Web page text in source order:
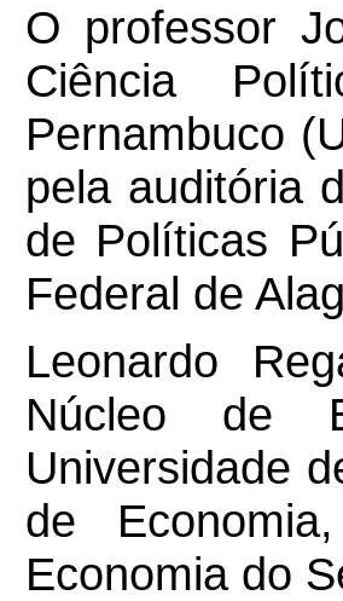
O professor
Ciência
Pernambuco
pela auditória
de Políticas
Federal de
Leonardo
Núcleo de
Universidade
de
Economia do